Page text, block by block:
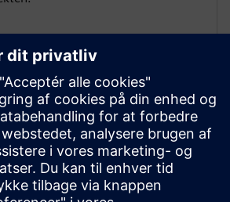
i energiomkostningerne
og udnytte PV/BESS.